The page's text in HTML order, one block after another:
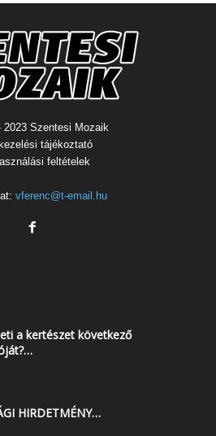
2023 Szentesi Mozaik
tájékoztató
feltételek
vferenc@t-email.hu
a kertészet következő
HIRDETMÉNY…